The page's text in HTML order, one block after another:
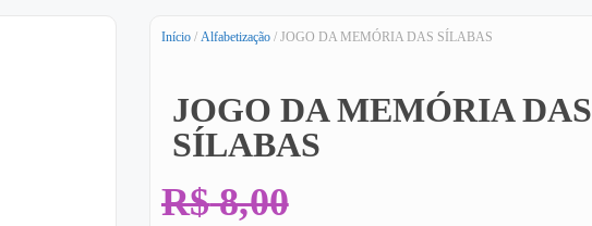
Início / Alfabetização / JOGO DA MEMÓRIA DAS SÍLABAS
JOGO DA MEMÓRIA DAS
SÍLABAS
R$8,00